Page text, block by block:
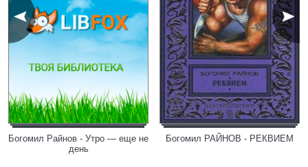
Богомил Райнов - Утро — еще не
день
Богомил РАЙНОВ - РЕКВИЕМ